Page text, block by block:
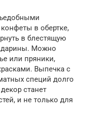
в обертке,
в блестящую
Можно
или пряники,
Выпечка с
специй долго
станет
и не только для